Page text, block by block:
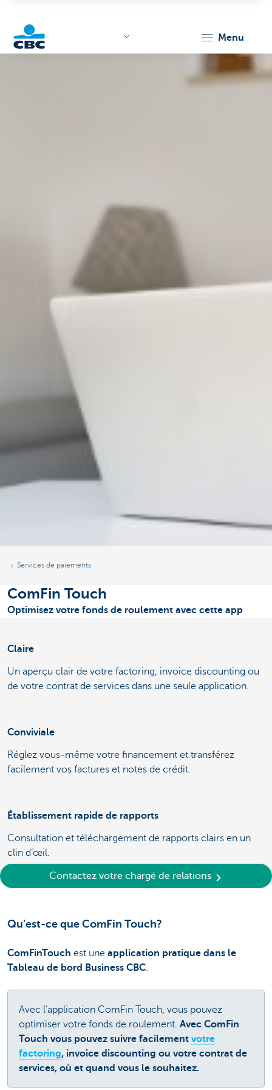
menu
Services de paiements
ComFin Touch
Optimisez votre fonds de roulement avec cette app
Claire
Un aperçu clair de votre factoring, invoice discounting ou
de votre contrat de services dans une seule application.
Conviviale
Réglez vous-même votre financement et transférez
facilement vos factures et notes de crédit.
Établissement rapide de rapports
Consultation et téléchargement de rapports clairs en un
clin d’œil.
Contactez votre chargé de relations
Qu’est-ce que ComFin Touch?
ComFinTouch est une application pratique dans le
Tableau de bord Business CBC.
Avec l’application ComFin Touch, vous pouvez
optimiser votre fonds de roulement. Avec ComFin
Touch vous pouvez suivre facilement votre
factoring, invoice discounting ou votre contrat de
services, où et quand vous le souhaitez.